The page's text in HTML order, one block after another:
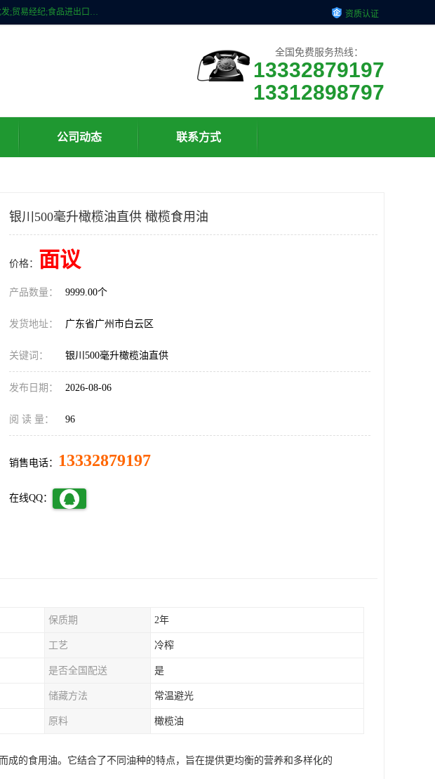
广州维圣橄榄油有限公司成立于2013年，注册地位于广州市白云区。经营范围包括饲料原料销售;畜牧渔业饲料销售;化妆品批发;贸易经纪;食品进出口等，主要产品有：橄榄果渣油，橄榄油，纯橄榄油等。 资质认证
全国免费服务热线：
13332879197
13312898797
公司动态 联系方式
银川500毫升橄榄油直供 橄榄食用油
价格： 面议
产品数量： 9999.00个
发货地址： 广东省广州市白云区
关键词： 银川500毫升橄榄油直供
发布日期： 2026-08-06
阅 读 量： 96
销售电话： 13332879197
在线QQ：
保质期 2年
工艺 冷榨
是否全国配送 是
储藏方法 常温避光
原料 橄榄油
成的食用油。它结合了不同油种的特点，旨在提供更均衡的营养和多样化的